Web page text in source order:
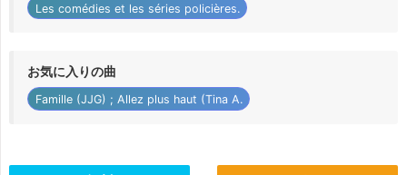
Les comédies et les séries policières.
お気に入りの曲
Famille (JJG) ; Allez plus haut (Tina A.